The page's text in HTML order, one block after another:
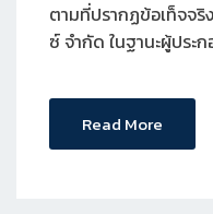
ตามที่ปรากฏข้อเท็จจ
ซ์ จำกัด ในฐานะผู้ปร
Read More